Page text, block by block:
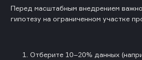
Перед масштабным внедрением
гипотезу на ограниченном участке
Отберите 10–20% данных